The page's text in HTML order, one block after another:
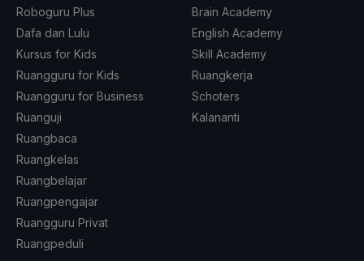
Roboguru Plus
Dafa dan Lulu
Kursus for Kids
Ruangguru for Kids
Ruangguru for Business
Ruanguji
Ruangbaca
Ruangkelas
Ruangbelajar
Ruangpengajar
Ruangguru Privat
Ruangpeduli
Brain Academy
English Academy
Skill Academy
Ruangkerja
Schoters
Kalananti